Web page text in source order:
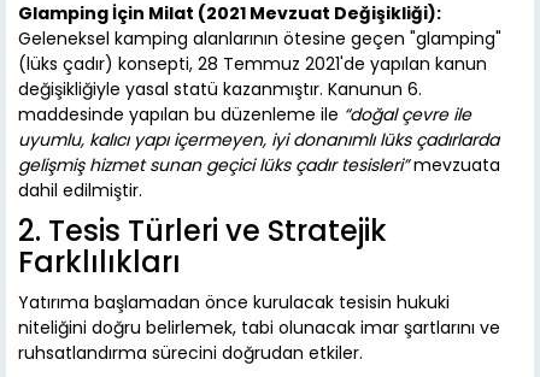
Glamping İçin Milat (2021 Mevzuat Değişikliği):
Geleneksel kamping alanlarının ötesine geçen "glamping"
(lüks çadır) konsepti, 28 Temmuz 2021'de yapılan kanun
değişikliğiyle yasal statü kazanmıştır. Kanunun 6.
maddesinde yapılan bu düzenleme ile “doğal çevre ile
uyumlu, kalıcı yapı içermeyen, iyi donanımlı lüks çadırlarda
gelişmiş hizmet sunan geçici lüks çadır tesisleri”mevzuata
dahil edilmiştir.
2. Tesis Türleri ve Stratejik
Farklılıkları
Yatırıma başlamadan önce kurulacak tesisin hukuki
niteliğini doğru belirlemek, tabi olunacak imar şartlarını ve
ruhsatlandırma sürecini doğrudan etkiler.